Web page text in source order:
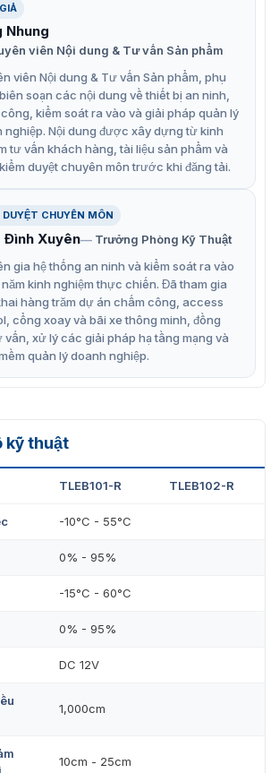
nút Exit cảm ứng
R
có tuổi thọ cao, chịu được môi trường
phẩm có thiết kế nhỏ gọn và trang bị
nổi bật:
mở cửa cảm ứng hồng ngoại và
điều khiển từ xa 1.000cm.
cảm ứng hồng ngoại 10 đến 25 cm.
bằng một cái vẫy tay đơn giản, không
trực tiếp vào thiết bị.
lượng cao, có kích thước nhỏ gọn và
tế, phù hợp với nhiều không gian khác
địa chỉ uy tín cung cấp các giải pháp
thông minh, trong đó có nút Exit cảm
ngoại tiên tiến, mang đến trải
chóng. Khi mua hàng tại
hàng sẽ được tư vấn kỹ lưỡng để
phù hợp, cùng với dịch vụ lắp đặt
chế độ bảo hành hấp dẫn.
Nhung
viên Nội dung & Tư vấn Sản phẩm
viên Nội dung & Tư vấn Sản phẩm, phụ
soạn các nội dung về thiết bị an ninh,
kiểm soát ra vào và giải pháp quản lý
nghiệp. Nội dung được xây dựng từ kinh
tư vấn khách hàng, tài liệu sản phẩm và
duyệt chuyên môn trước khi đăng tải.
DUYỆT CHUYÊN MÔN
Đình Xuyên
Trưởng Phòng Kỹ Thuật
gia hệ thống an ninh và kiểm soát ra vào
năm kinh nghiệm thực chiến. Đã tham gia
hàng trăm dự án chấm công, access
cổng xoay và bãi xe thông minh, đồng
vấn, xử lý các giải pháp hạ tầng mạng và
quản lý doanh nghiệp.
kỹ thuật
TLEB101-R TLEB102-R
-10°C - 55°C
0% - 95%
-15°C - 60°C
0% - 95%
DC 12V
1,000cm
10cm - 25cm